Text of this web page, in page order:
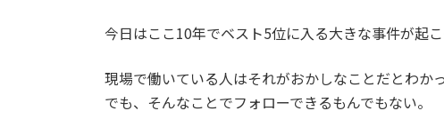
今日はここ10年でベスト5位に入る大きな事件が起こ
現場で働いている人はそれがおかしなことだとわか
でも、そんなことでフォローできるもんでもない。